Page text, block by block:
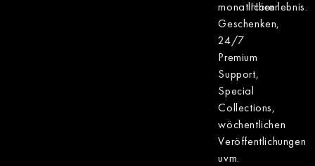
monatlichen
Geschenken,
24/7
Premium
Support,
Special
Collections,
wöchentlichen
Veröffentlichungen
uvm.
Hörerlebnis.